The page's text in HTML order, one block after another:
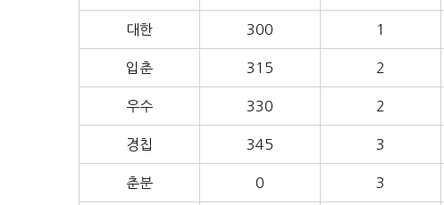
대한 300 1
입춘 315 2
우수 330 2
경칩 345 3
춘분 0 3